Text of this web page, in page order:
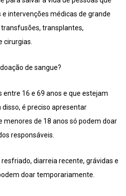
intervenções médicas de grande
transplantes,
cirurgias.
de sangue?
entre 16 e 69 anos e que estejam
é preciso apresentar
de 18 anos só podem doar
responsáveis.
diarreia recente, grávidas e
doar temporariamente.